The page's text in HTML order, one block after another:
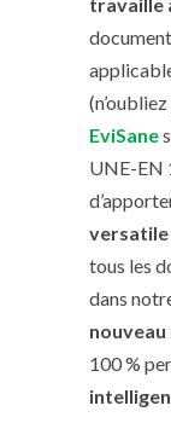
travaille
EviSane
UNE-EN
tous les
dans
100 %